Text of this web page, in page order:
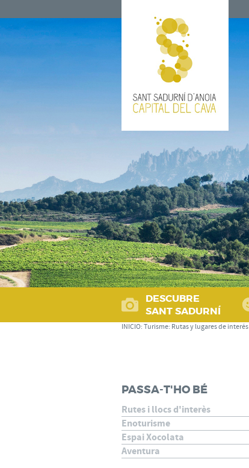
DESCUBRE
SANT SADURNÍ
INICIO: Turisme: Rutas y lugares de interés
PASSA-T'HO BÉ
Rutes i llocs d'interès
Enoturisme
Espai Xocolata
Aventura